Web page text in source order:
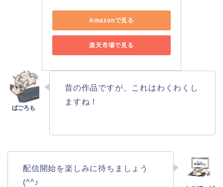
Amazonで見る
楽天市場で見る
昔の作品ですが、これはわくわくし
ますね！
配信開始を楽しみに待ちましょう
(^^♪